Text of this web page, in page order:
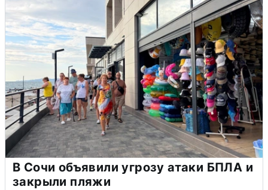
В Сочи объявили угрозу атаки БПЛА и
закрыли пляжи